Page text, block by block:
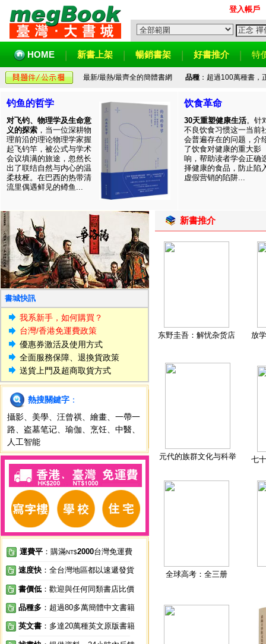
登入帳戶
HOME 新書上架 暢銷書架 好書推介 特
最新/最熱/最齊全的簡體書網 品種：超過100萬種書，
钓鱼的哲学
对飞钓、物理学及生命意
义的探索 ，当一位深耕物
理前沿的理论物理学家握
起飞钓竿，被公式与学术
会议填满的旅途，忽然长
出了联结自然与内心的温
柔枝桠。在巴西的热带清
流里偶遇鲜见的鳟鱼...
饮食革命
30天重塑健康生活。针
不良饮食习惯这一当前
会普遍存在的问题，介
了饮食对健康的重大影
响，帮助读者学会正确
择健康的食品，防止陷
虚假营销的陷阱...
書城快訊
我系新手，如何購買？
台灣/香港免運費政策
優惠券激活及使用方式
全面服務保障、退換貨政策
送貨上門及超商取貨方式
熱搜關鍵字 ：
攝影
美學 汪曾祺 繪畫
一帶一
路
盗墓笔记 瑜伽 烹饪 中醫
人工智能
運費平 ：購滿NT$2000台灣免運費
速度快 ：全台灣地區都以速遞發貨
書價低 ：歡迎與任何同類書店比價
品種多 ：超過80多萬簡體中文書籍
英文書 ：多達20萬種英文原版書籍
新書推介
东野圭吾：解忧杂货店 放
元代的族群文化与科举 七
全球高考：全三册